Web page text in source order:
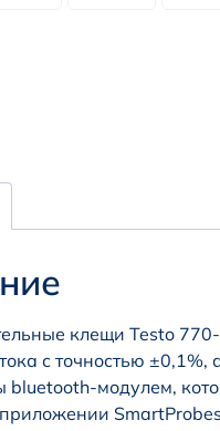
клещи Testo
с точностью
bluetooth-модулем,